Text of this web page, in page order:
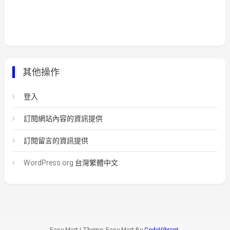
其他操作
登入
訂閱網站內容的資訊提供
訂閱留言的資訊提供
WordPress.org 台灣繁體中文